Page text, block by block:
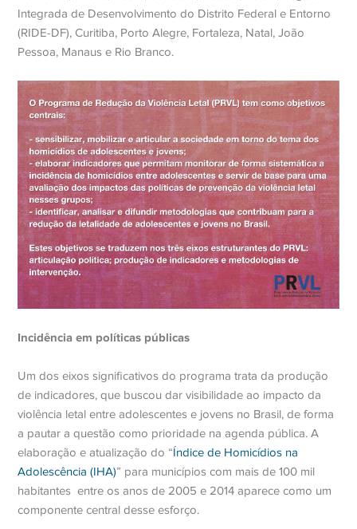
Integrada de Desenvolvimento do Distrito Federal e Entorno
(RIDE-DF), Curitiba, Porto Alegre, Fortaleza, Natal, João
Pessoa, Manaus e Rio Branco.
Incidência em políticas públicas
Um dos eixos significativos do programa trata da produção
de indicadores, que buscou dar visibilidade ao impacto da
violência letal entre adolescentes e jovens no Brasil, de forma
a pautar a questão como prioridade na agenda pública. A
elaboração e atualização do “Índice de Homicídios na
Adolescência (IHA)” para municípios com mais de 100 mil
habitantes entre os anos de 2005 e 2014 aparece como um
componente central desse esforço.